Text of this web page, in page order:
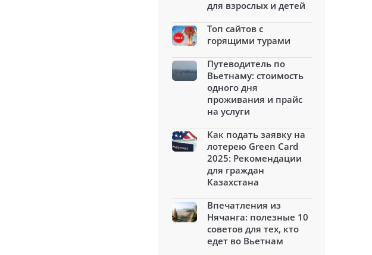
для взрослых и детей
Топ сайтов с
горящими турами
Путеводитель по
Вьетнаму: стоимость
одного дня
проживания и прайс
на услуги
Как подать заявку на
лотерею Green Card
2025: Рекомендации
для граждан
Казахстана
Впечатления из
Нячанга: полезные 10
советов для тех, кто
едет во Вьетнам